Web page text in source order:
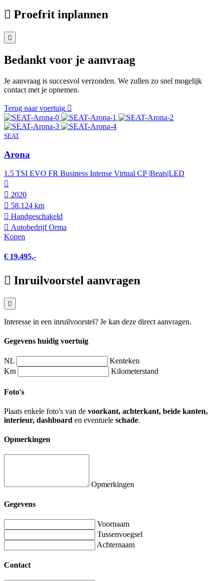
Proefrit inplannen
Bedankt voor je aanvraag
Je aanvraag is succesvol verzonden. We zullen zo snel mogelijk
contact met je opnemen.
Terug naar voertuig
SEAT
Arona
1.5 TSI EVO FR Business Intense Virtual CP |Beats|LED
2020
58.124 km
Hand­geschakeld
Autobedrijf Orma
Kopen
€ 19.495,-
Inruilvoorstel aanvragen
Interesse in een inruilvoorstel? Je kan deze direct aanvragen.
Gegevens huidig voertuig
NL
Kenteken
Km
Kilometerstand
Foto's
Plaats enkele foto's van de voorkant, achterkant, beide kanten,
interieur, dashboard en eventuele schade.
Opmerkingen
Opmerkingen
Gegevens
Voornaam
Tussenvoegsel
Achternaam
Contact